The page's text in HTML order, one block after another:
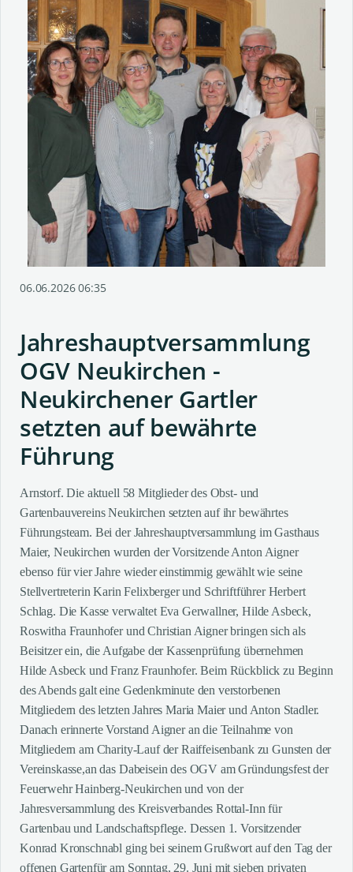
06.06.2026 06:35
Jahreshauptversammlung
OGV Neukirchen -
Neukirchener Gartler
setzten auf bewährte
Führung
Arnstorf. Die aktuell 58 Mitglieder des Obst- und
Gartenbauvereins Neukirchen setzten auf ihr bewährtes
Führungsteam. Bei der Jahreshauptversammlung im Gasthaus
Maier, Neukirchen wurden der Vorsitzende Anton Aigner
ebenso für vier Jahre wieder einstimmig gewählt wie seine
Stellvertreterin Karin Felixberger und Schriftführer Herbert
Schlag. Die Kasse verwaltet Eva Gerwallner, Hilde Asbeck,
Roswitha Fraunhofer und Christian Aigner bringen sich als
Beisitzer ein, die Aufgabe der Kassenprüfung übernehmen
Hilde Asbeck und Franz Fraunhofer. Beim Rückblick zu Beginn
des Abends galt eine Gedenkminute den verstorbenen
Mitgliedern des letzten Jahres Maria Maier und Anton Stadler.
Danach erinnerte Vorstand Aigner an die Teilnahme von
Mitgliedern am Charity-Lauf der Raiffeisenbank zu Gunsten der
Vereinskasse,an das Dabeisein des OGV am Gründungsfest der
Feuerwehr Hainberg-Neukirchen und von der
Jahresversammlung des Kreisverbandes Rottal-Inn für
Gartenbau und Landschaftspflege. Dessen 1. Vorsitzender
Konrad Kronschnabl ging bei seinem Grußwort auf den Tag der
offenen Gartenfür am Sonntag, 29. Juni mit sieben privaten